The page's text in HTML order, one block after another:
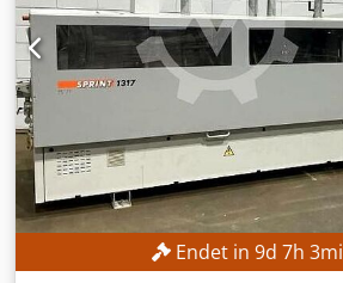
Endet in 9d 7h 3